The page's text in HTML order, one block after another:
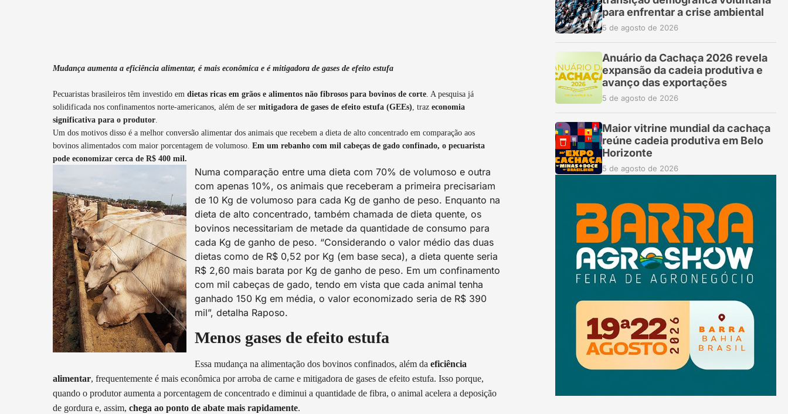
Mudança aumenta a eficiência alimentar, é mais econômica e é mitigadora de gases de efeito estufa
Pecuaristas brasileiros têm investido em dietas ricas em grãos e alimentos não fibrosos para bovinos de corte. A pesquisa já
solidificada nos confinamentos norte-americanos, além de ser mitigadora de gases de efeito estufa (GEEs), traz economia
significativa para o produtor.
Um dos motivos disso é a melhor conversão alimentar dos animais que recebem a dieta de alto concentrado em comparação aos
bovinos alimentados com maior porcentagem de volumoso. Em um rebanho com mil cabeças de gado confinado, o pecuarista
pode economizar cerca de R$ 400 mil.
Numa comparação entre uma dieta com 70% de volumoso e outra
com apenas 10%, os animais que receberam a primeira precisariam
de 10 Kg de volumoso para cada Kg de ganho de peso. Enquanto na
dieta de alto concentrado, também chamada de dieta quente, os
bovinos necessitariam de metade da quantidade de consumo para
cada Kg de ganho de peso. “Considerando o valor médio das duas
dietas como de R$ 0,52 por Kg (em base seca), a dieta quente seria
R$ 2,60 mais barata por Kg de ganho de peso. Em um confinamento
com mil cabeças de gado, tendo em vista que cada animal tenha
ganhado 150 Kg em média, o valor economizado seria de R$ 390
mil”, detalha Raposo.
Menos gases de efeito estufa
Essa mudança na alimentação dos bovinos confinados, além da eficiência
alimentar, frequentemente é mais econômica por arroba de carne e mitigadora de gases de efeito estufa. Isso porque,
quando o produtor aumenta a porcentagem de concentrado e diminui a quantidade de fibra, o animal acelera a deposição
de gordura e, assim, chega ao ponto de abate mais rapidamente.
para enfrentar a crise ambiental
5 de agosto de 2026
Anuário da Cachaça 2026 revela
expansão da cadeia produtiva e
avanço das exportações
5 de agosto de 2026
Maior vitrine mundial da cachaça
reúne cadeia produtiva em Belo
Horizonte
5 de agosto de 2026